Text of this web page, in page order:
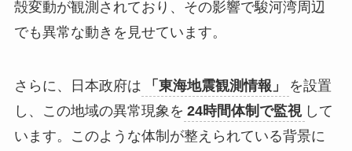
殻変動が観測されており、その影響で駿河湾周辺
でも異常な動きを見せています。
さらに、日本政府は 「東海地震観測情報」
を設置
し、この地域の異常現象を 24時間体制で監視 して
います。このような体制が整えられている背景に